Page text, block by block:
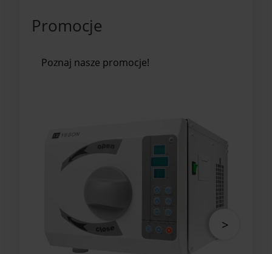
Promocje
Poznaj nasze promocje!